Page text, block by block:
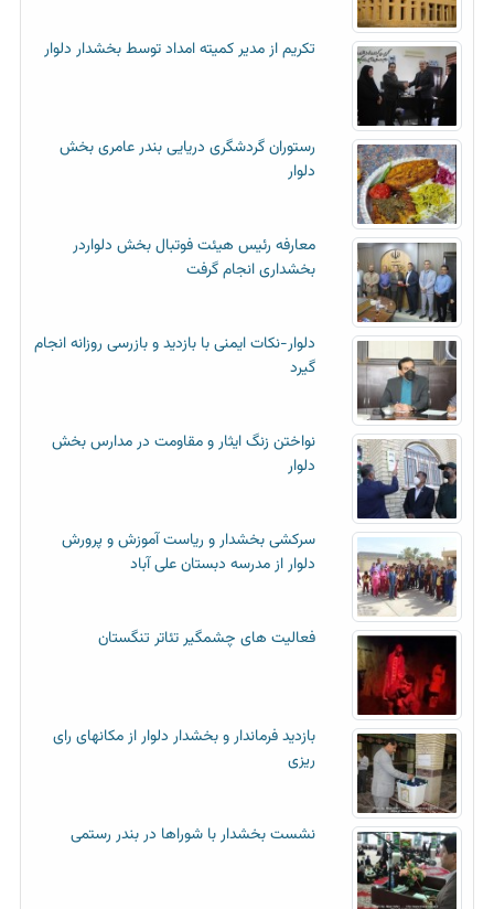
تکریم از مدیر کمیته امداد توسط بخشدار دلوار
رستوران گردشگری دریایی بندر عامری بخش
دلوار
معارفه رئیس هیئت فوتبال بخش دلواردر
بخشداری انجام گرفت
دلوار-نکات ایمنی با بازدید و بازرسی روزانه انجام
گیرد
نواختن زنگ ایثار و مقاومت در مدارس بخش
دلوار
سرکشی بخشدار و ریاست آموزش و پرورش
دلوار از مدرسه دبستان علی آباد
فعالیت های چشمگیر تئاتر تنگستان
بازدید فرماندار و بخشدار دلوار از مکانهای رای
ریزی
نشست بخشدار با شوراها در بندر رستمی